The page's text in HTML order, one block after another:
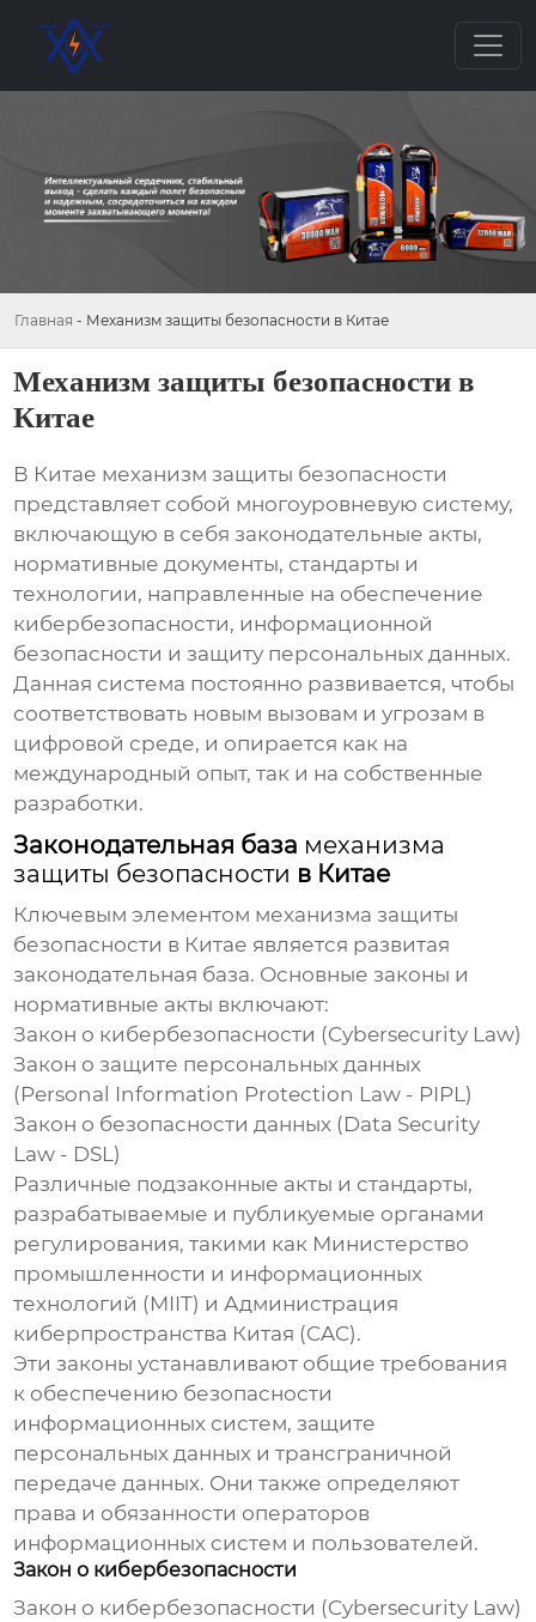
Главная - Механизм защиты безопасности в Китае
Механизм защиты безопасности в
Китае
В Китае механизм защиты безопасности
представляет собой многоуровневую систему,
включающую в себя законодательные акты,
нормативные документы, стандарты и
технологии, направленные на обеспечение
кибербезопасности, информационной
безопасности и защиту персональных данных.
Данная система постоянно развивается, чтобы
соответствовать новым вызовам и угрозам в
цифровой среде, и опирается как на
международный опыт, так и на собственные
разработки.
Законодательная база механизма
защиты безопасности в Китае
Ключевым элементом механизма защиты
безопасности в Китае является развитая
законодательная база. Основные законы и
нормативные акты включают:
Закон о кибербезопасности (Cybersecurity Law)
Закон о защите персональных данных
(Personal Information Protection Law - PIPL)
Закон о безопасности данных (Data Security
Law - DSL)
Различные подзаконные акты и стандарты,
разрабатываемые и публикуемые органами
регулирования, такими как Министерство
промышленности и информационных
технологий (MIIT) и Администрация
киберпространства Китая (CAC).
Эти законы устанавливают общие требования
к обеспечению безопасности
информационных систем, защите
персональных данных и трансграничной
передаче данных. Они также определяют
права и обязанности операторов
информационных систем и пользователей.
Закон о кибербезопасности
Закон о кибербезопасности (Cybersecurity Law)